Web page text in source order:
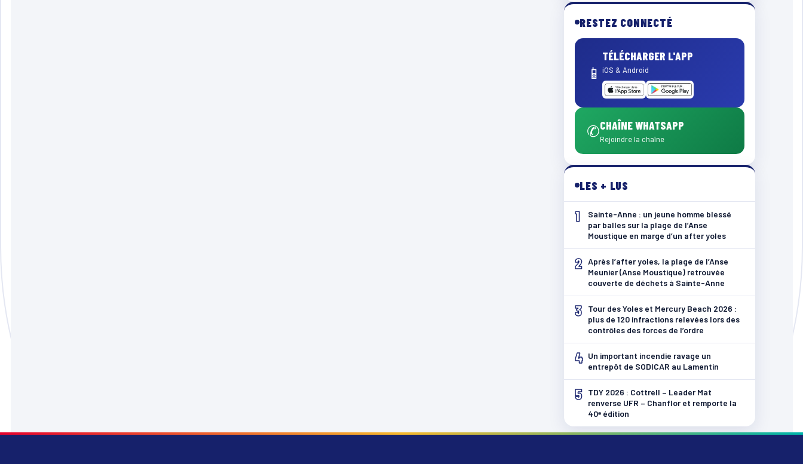
RESTEZ CONNECTÉ
📱
TÉLÉCHARGER L'APP
iOS & Android
✆CHAÎNE WHATSAPP
Rejoindre la chaîne
LES + LUS
1
Sainte-Anne : un jeune homme blessé
par balles sur la plage de l’Anse
Moustique en marge d’un after yoles
2 Après l’after yoles, la plage de l’Anse
Meunier (Anse Moustique) retrouvée
couverte de déchets à Sainte-Anne
3
Tour des Yoles et Mercury Beach 2026 :
plus de 120 infractions relevées lors des
contrôles des forces de l’ordre
4 Un important incendie ravage un
entrepôt de SODICAR au Lamentin
5
TDY 2026 : Cottrell – Leader Mat
renverse UFR – Chanflor et remporte la
40ᵉ édition